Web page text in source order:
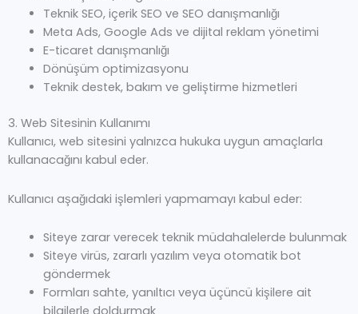
Teknik SEO, içerik SEO ve SEO danışmanlığı
Meta Ads, Google Ads ve dijital reklam yönetimi
E-ticaret danışmanlığı
Dönüşüm optimizasyonu
Teknik destek, bakım ve geliştirme hizmetleri
3. Web Sitesinin Kullanımı
Kullanıcı, web sitesini yalnızca hukuka uygun amaçlarla
kullanacağını kabul eder.
Kullanıcı aşağıdaki işlemleri yapmamayı kabul eder:
Siteye zarar verecek teknik müdahalelerde bulunmak
Siteye virüs, zararlı yazılım veya otomatik bot
göndermek
Formları sahte, yanıltıcı veya üçüncü kişilere ait